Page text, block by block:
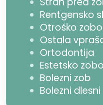
Rentgensko
Otroško
Ostala
Ortodontija
Estetsko
Bolezni zob
Bolezni dlesni